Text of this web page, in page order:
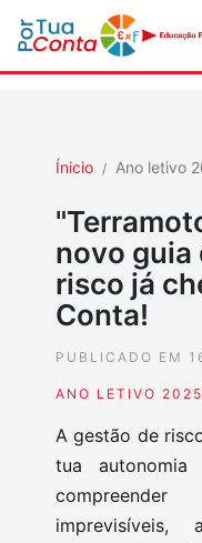
Ínicio Ano letivo
novo guia
risco já
Conta!
PUBLICADO EM
ANO LETIVO
A gestão de
tua autonomia